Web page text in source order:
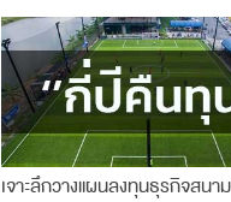
เจาะลึกวางแผนลงทุนธุรกิจส